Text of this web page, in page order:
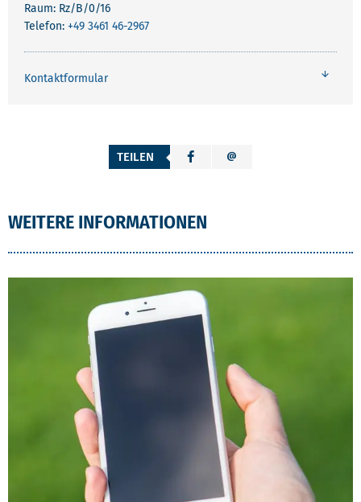
Raum: Rz/B/0/16
Telefon: +49 3461 46-2967
Kontaktformular
TEILEN
WEITERE INFORMATIONEN